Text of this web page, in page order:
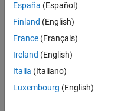
an
arithmetic
progression
the
difference
between
España (Español)
Finland (English)
France (Français)
Ireland (English)
Italia (Italiano)
Luxembourg (English)